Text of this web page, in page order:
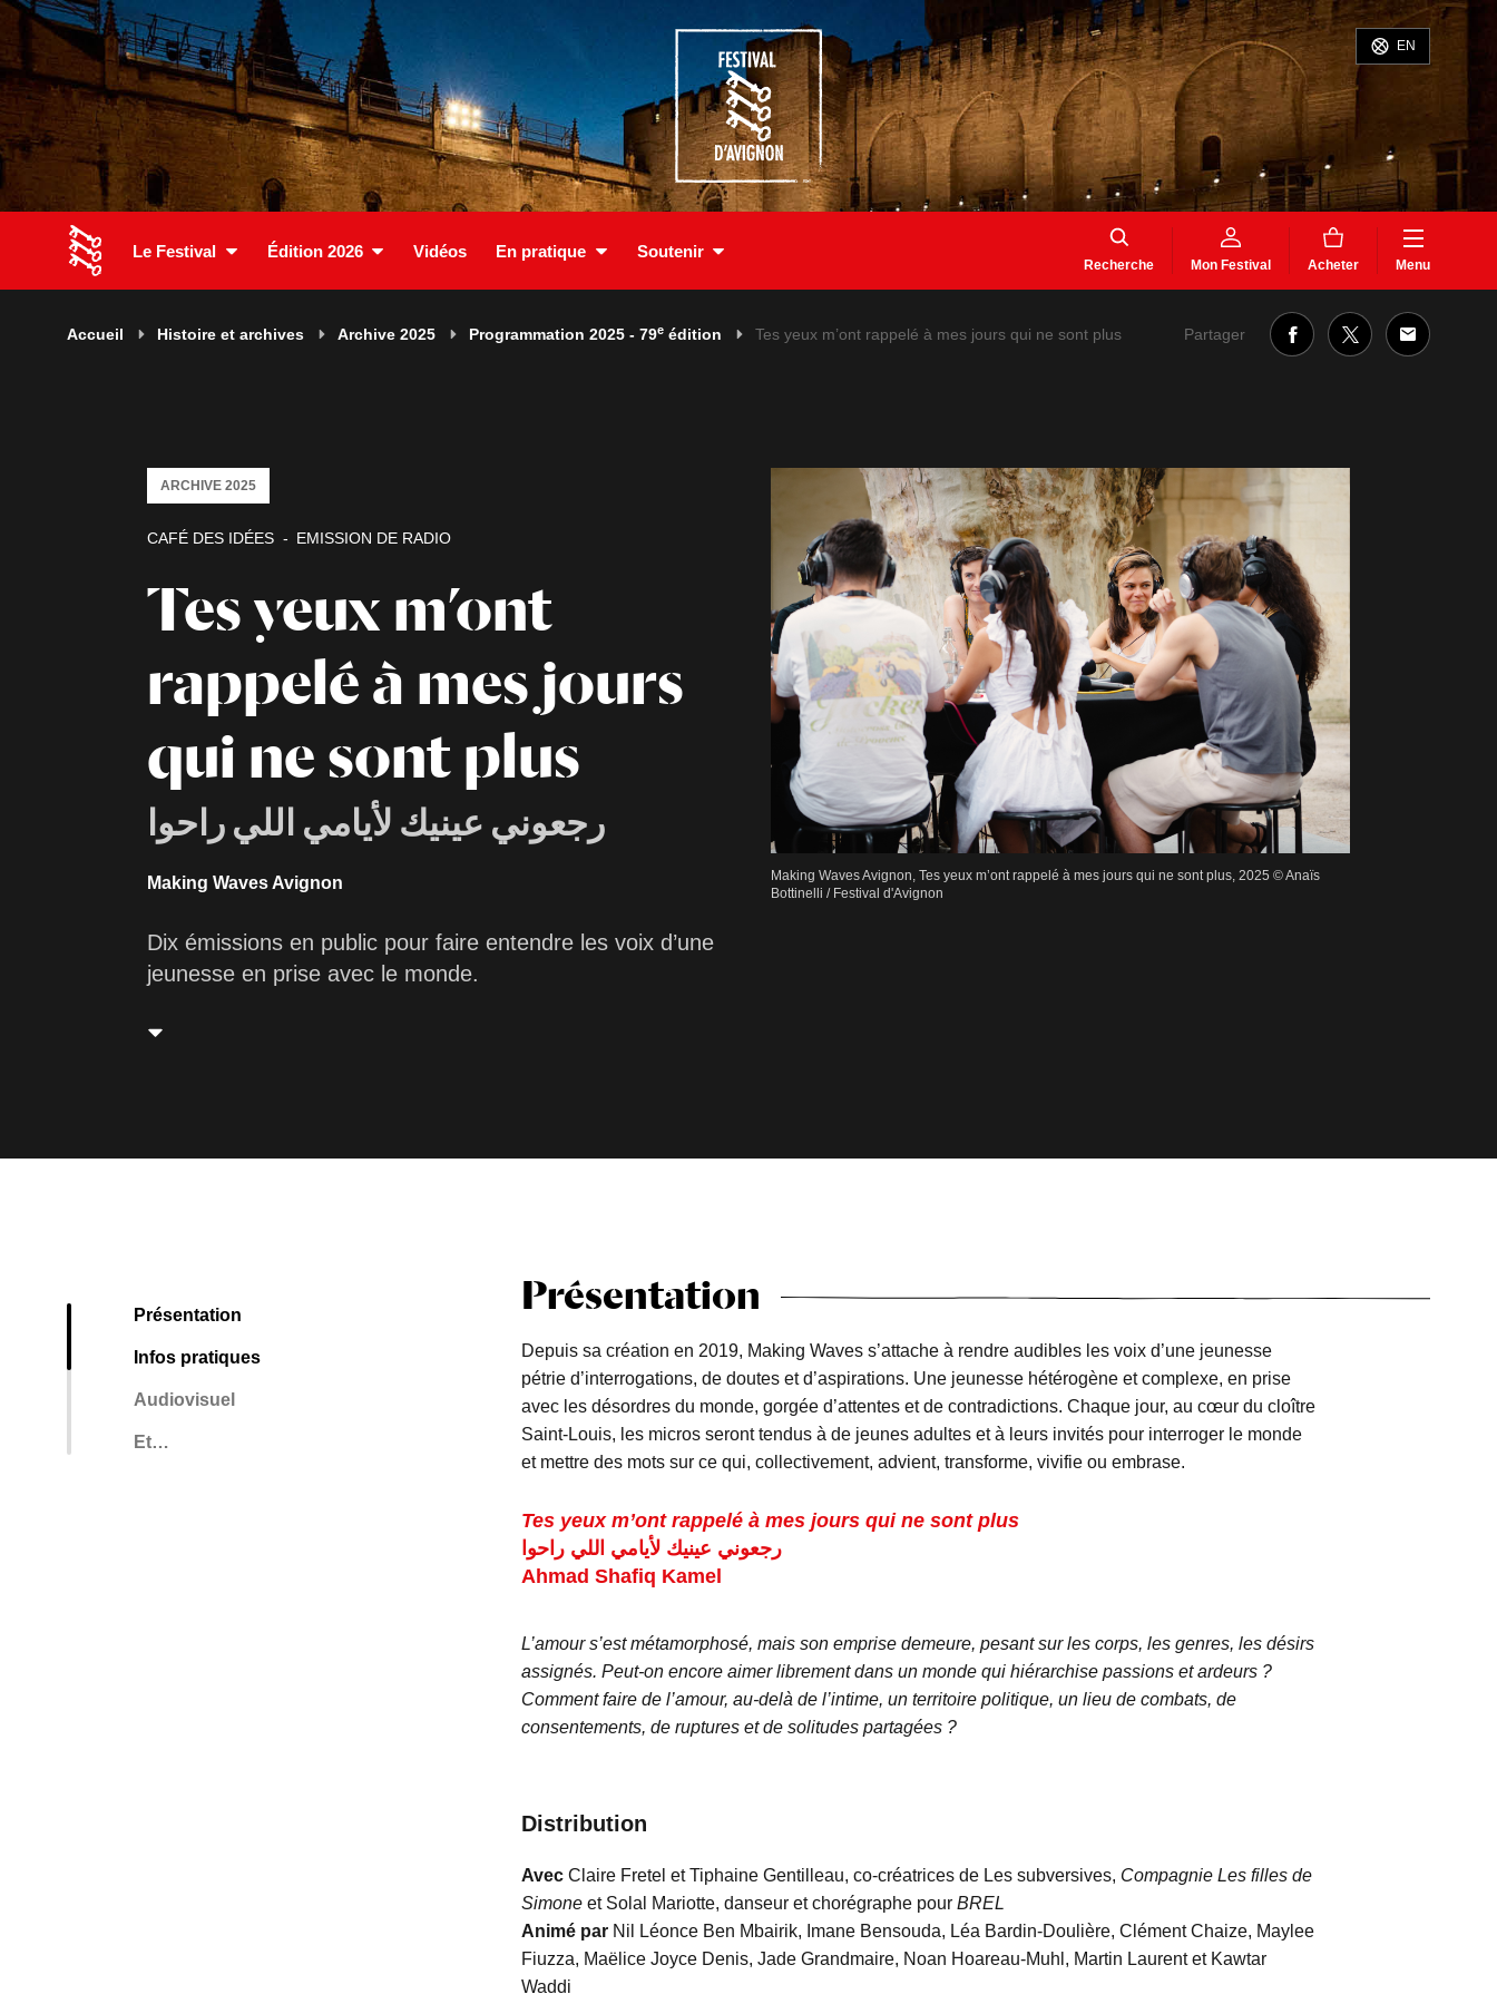
EN
Le Festival Édition 2026 Vidéos En pratique Soutenir
Recherche Mon Festival Acheter Menu
Accueil Histoire et archives Archive 2025 Programmation 2025 - 79e édition Tes yeux m’ont rappelé à mes jours qui ne sont plus Partager
Tes yeux m’ont
rappelé à mes jours
qui ne sont plus
رجعوني عينيك لأيامي اللي راحوا
CAFÉ DES IDÉES EMISSION DE RADIO
ARCHIVE 2025
Making Waves Avignon
Dix émissions en public pour faire entendre les voix d’une
jeunesse en prise avec le monde.
Making Waves Avignon, Tes yeux m’ont rappelé à mes jours qui ne sont plus, 2025 © Anaïs
Bottinelli / Festival d'Avignon
Présentation
Infos pratiques
Audiovisuel
Et…
Présentation
Depuis sa création en 2019, Making Waves s’attache à rendre audibles les voix d’une jeunesse
pétrie d’interrogations, de doutes et d’aspirations. Une jeunesse hétérogène et complexe, en prise
avec les désordres du monde, gorgée d’attentes et de contradictions. Chaque jour, au cœur du cloître
Saint-Louis, les micros seront tendus à de jeunes adultes et à leurs invités pour interroger le monde
et mettre des mots sur ce qui, collectivement, advient, transforme, vivifie ou embrase.
Tes yeux m’ont rappelé à mes jours qui ne sont plus
رجعوني عينيك لأيامي اللي راحوا
Ahmad Shafiq Kamel
L’amour s’est métamorphosé, mais son emprise demeure, pesant sur les corps, les genres, les désirs
assignés. Peut-on encore aimer librement dans un monde qui hiérarchise passions et ardeurs ?
Comment faire de l’amour, au-delà de l’intime, un territoire politique, un lieu de combats, de
consentements, de ruptures et de solitudes partagées ?
Distribution
AvecClaire Fretel et Tiphaine Gentilleau, co-créatrices de Les subversives, Compagnie Les filles de
Simoneet Solal Mariotte, danseur et chorégraphe pour BREL
Animé parNil Léonce Ben Mbairik, Imane Bensouda, Léa Bardin-Doulière, Clément Chaize, Maylee
Fiuzza, Maëlice Joyce Denis, Jade Grandmaire, Noan Hoareau-Muhl, Martin Laurent et Kawtar
Waddi